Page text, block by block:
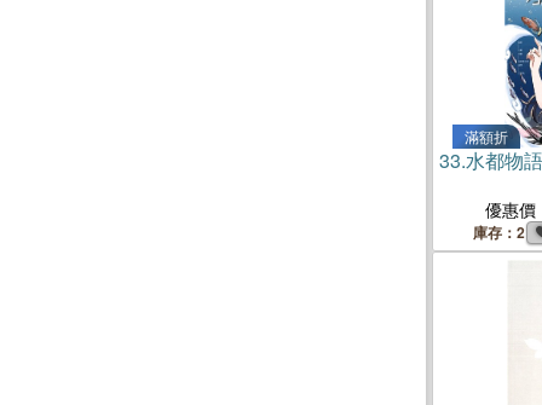
滿額折
33.水都物
優惠價
庫存：2